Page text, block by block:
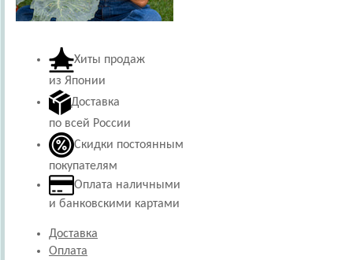
Хиты продаж
из Японии
Доставка
по всей России
Скидки постоянным
покупателям
Оплата наличными
и банковскими картами
Доставка
Оплата